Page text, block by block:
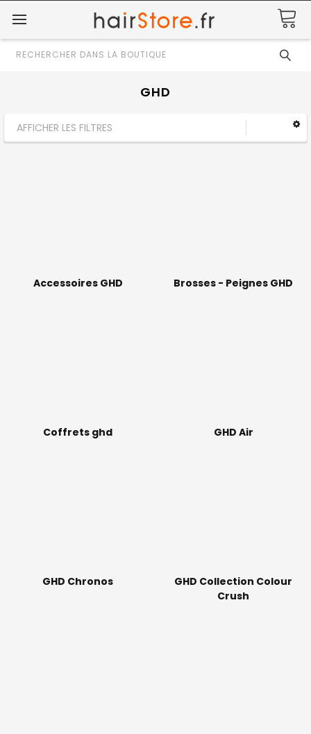
Rechercher
GHD
AFFICHER LES FILTRES
Accessoires GHD Brosses - Peignes GHD
Coffrets ghd GHD Air
GHD Chronos
GHD Collection Colour
Crush